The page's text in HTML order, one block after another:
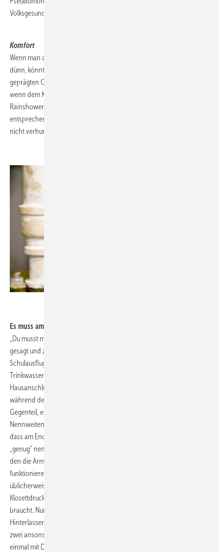
Volksgesundheit bei.
Komfort
Wenn man also nicht dick dimensionieren darf, dann eben ganz
dünn, könnte man denken. Nur sind unsere mitteleuropäisch
geprägten Gewohnheiten auch teilweise sehr anspruchsvoll. Und
wenn dem Kunden ein Duschtempel mit acht Querstrahlen und
Rainshower-Dusche gefällt, dann sollte man auch die
entsprechenden Leitungsquerschnitte verlegen, damit sein Tempel
nicht verhungert.
Es muss am Ende noch genug ankommen
„Du musst mit dem auskommen was du hast“, hat Mutter damals
gesagt und zwei DM (gesprochen zwei De-Mark) mit auf den
Schulausflug gegeben. Genauso verhält es sich mit einer
Trinkwasserleitung. Man muss mit dem Druck auskommen, der am
Hausanschluss anliegt. Ausgehend von zum Beispiel vier Bar, kommt ja
während des Durchströmens der Rohre nichts mehr dazu. Im
Gegenteil, es wird natürlich Druck verbraucht. Die Kunst der
Nennweitenauswahl liegt nun darin, die Rohre so groß zu wählen,
dass am Ende der Leitung noch genug Wasserdruck ankommt. Dieses
„genug“ nennt man den Mindestfließdruck. Er beschreibt den Druck,
den die Armaturen mindestens benötigen, um einwandfrei zu
funktionieren. Gemeint ist damit, dass zum Beispiel ein WC-Spülkasten
üblicherweise 500 Millibar an Druck benötigt, während ein
Klosettdruckspüler für das gleiche WC einen Druck von 1200 Millibar
braucht. Nur wenn dieser Druck anliegt, werden die fäkalen
Hinterlassenschaften zufrieden stellend auf die Reise geschickt. In
zwei ansonsten identischen Häusern einmal mit Spülkästen und
einmal mit Druckspülern ist die Anforderung an das Rohrnetz